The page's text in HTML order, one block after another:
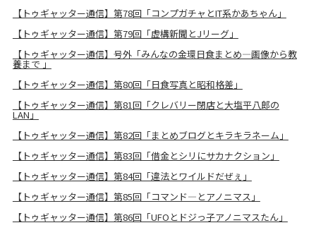
【トゥギャッター通信】第78回「コンプガチャとIT系かあちゃん」
【トゥギャッター通信】第79回「虚構新聞とJリーグ」
【トゥギャッター通信】号外「みんなの金環日食まとめ―画像から教
養まで 」
【トゥギャッター通信】第80回「日食写真と昭和格差」
【トゥギャッター通信】第81回「クレバリー閉店と大塩平八郎の
LAN」
【トゥギャッター通信】第82回「まとめブログとキラキラネーム」
【トゥギャッター通信】第83回「借金とシリにサカナクション」
【トゥギャッター通信】第84回「違法とワイルドだぜぇ」
【トゥギャッター通信】第85回「コマンド―とアノニマス」
【トゥギャッター通信】第86回「UFOとドジっ子アノニマスたん」